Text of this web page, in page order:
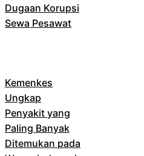
Dugaan Korupsi
Sewa Pesawat
Kemenkes
Ungkap
Penyakit yang
Paling Banyak
Ditemukan pada